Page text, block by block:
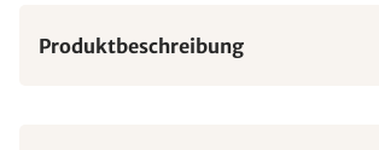
Produktbeschreibung